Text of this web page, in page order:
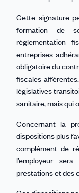
Cette signature
formation de
réglementation
entreprises
obligatoire du
fiscales
législatives
sanitaire, mais qui
Concernant la
dispositions plus
complément de
l’employeur
prestations et des